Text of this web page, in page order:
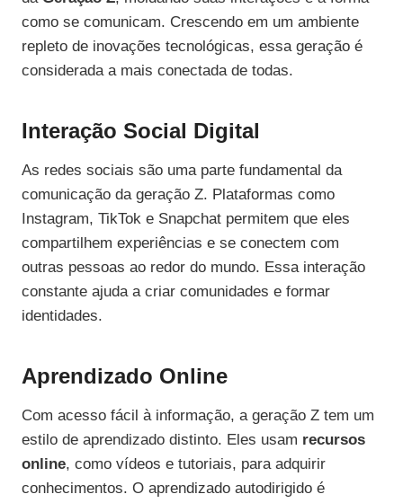
como se comunicam. Crescendo em um ambiente
repleto de inovações tecnológicas, essa geração é
considerada a mais conectada de todas.
Interação Social Digital
As redes sociais são uma parte fundamental da
comunicação da geração Z. Plataformas como
Instagram, TikTok e Snapchat permitem que eles
compartilhem experiências e se conectem com
outras pessoas ao redor do mundo. Essa interação
constante ajuda a criar comunidades e formar
identidades.
Aprendizado Online
Com acesso fácil à informação, a geração Z tem um
estilo de aprendizado distinto. Eles usam recursos
online, como vídeos e tutoriais, para adquirir
conhecimentos. O aprendizado autodirigido é